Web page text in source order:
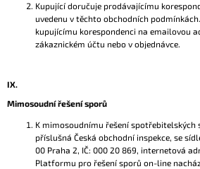
Kupující doručuje prodávajícímu
uvedenu v těchto obchodních
kupujícímu korespondenci na emailovou
zákaznickém účtu nebo v objednávce.
IX.
Mimosoudní řešení sporů
K mimosoudnímu řešení spotřebitelských
příslušná Česká obchodní inspekce, se
00 Praha 2, IČ: 000 20 869, internetová
Platformu pro řešení sporů on-line